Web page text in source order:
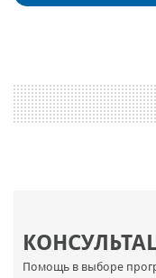
Помощь в выборе